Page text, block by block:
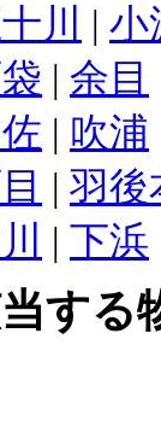
川 | 小
| 余目
| 吹浦
| 羽後
| 下浜
する